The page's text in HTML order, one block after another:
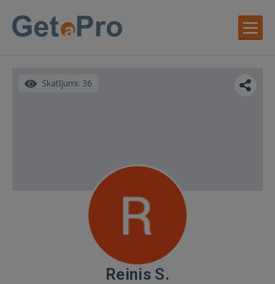
Skatījumi: 36
Reinis S.